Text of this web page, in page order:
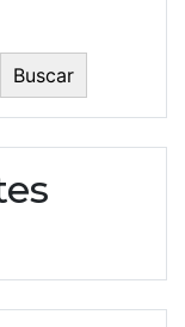
Buscar